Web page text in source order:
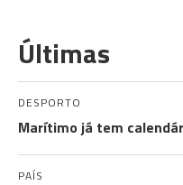
Últimas
DESPORTO
Marítimo já tem
PAÍS